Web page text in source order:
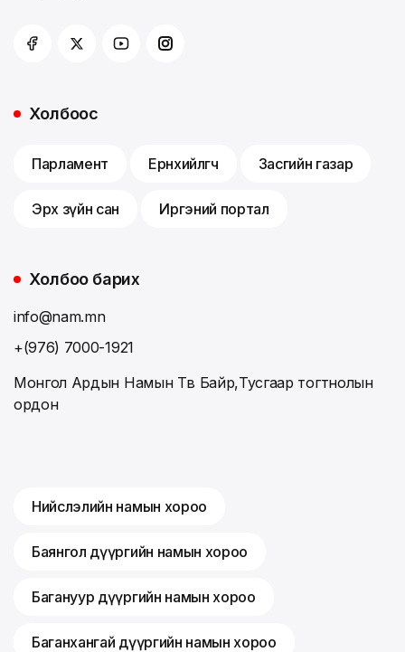
Холбоос
Парламент Ерөнхийлөгч Засгийн газар
Эрх зүйн сан Иргэний портал
Холбоо барих
info@nam.mn
+(976) 7000-1921
Монгол Ардын Намын Төв Байр,Тусгаар тогтнолын
ордон
Нийслэлийн намын хороо
Баянгол дүүргийн намын хороо
Багануур дүүргийн намын хороо
Баганхангай дүүргийн намын хороо